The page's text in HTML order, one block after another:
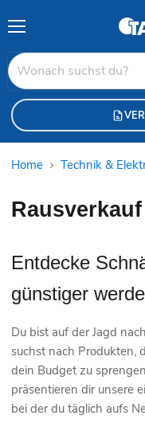
Home Technik &
Rausverkauf
Entdecke
günstiger
Du bist auf der Jagd
suchst nach Produkten,
dein Budget zu
präsentieren dir unsere
bei der du täglich aufs